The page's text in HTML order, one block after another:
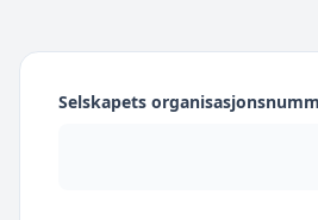
Selskapets